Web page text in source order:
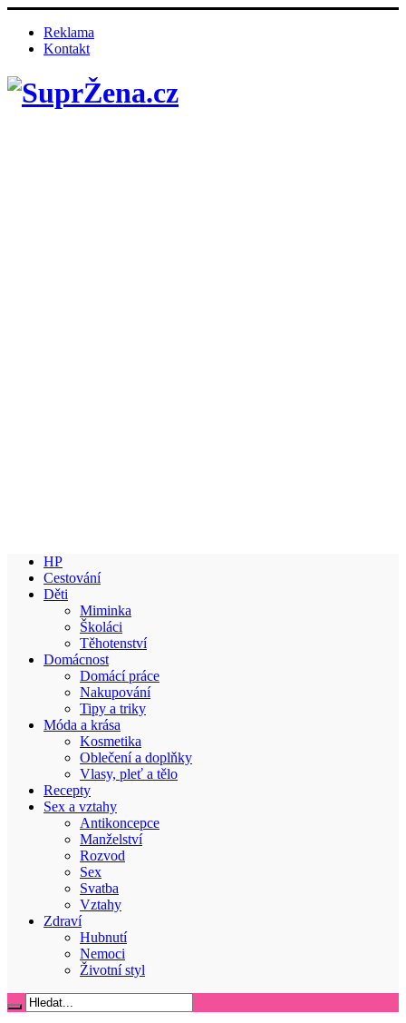
Reklama
Kontakt
HP
Cestování
Děti
Miminka
Školáci
Těhotenství
Domácnost
Domácí práce
Nakupování
Tipy a triky
Móda a krása
Kosmetika
Oblečení a doplňky
Vlasy, pleť a tělo
Recepty
Sex a vztahy
Antikoncepce
Manželství
Rozvod
Sex
Svatba
Vztahy
Zdraví
Hubnutí
Nemoci
Životní styl